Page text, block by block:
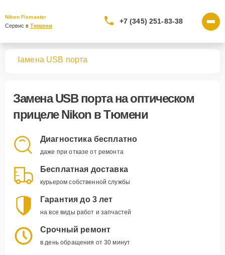
Nikon Fixmaster
Сервис в Тюмени
+7 (345) 251-83-38
Замена USB порта
Замена USB портана оптическом
прицеле Nikon в Тюмени
Диагностика бесплатно
даже при отказе от ремонта
Бесплатная доставка
курьером собственной службы
Гарантия до 3 лет
на все виды работ и запчастей
Срочный ремонт
в день обращения от 30 минут